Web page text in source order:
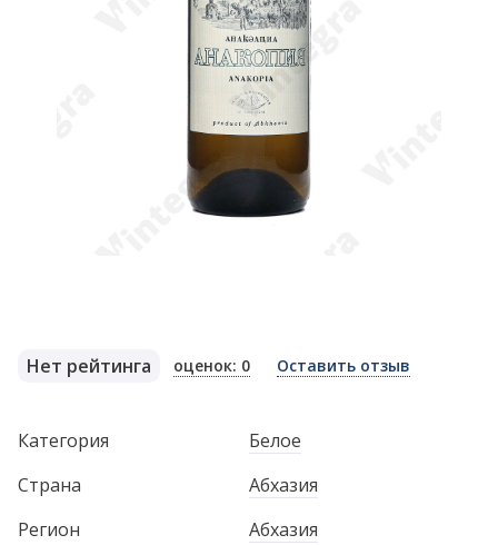
Нет рейтинга оценок: 0 Оставить отзыв
Категория
Белое
Страна
Абхазия
Регион
Абхазия